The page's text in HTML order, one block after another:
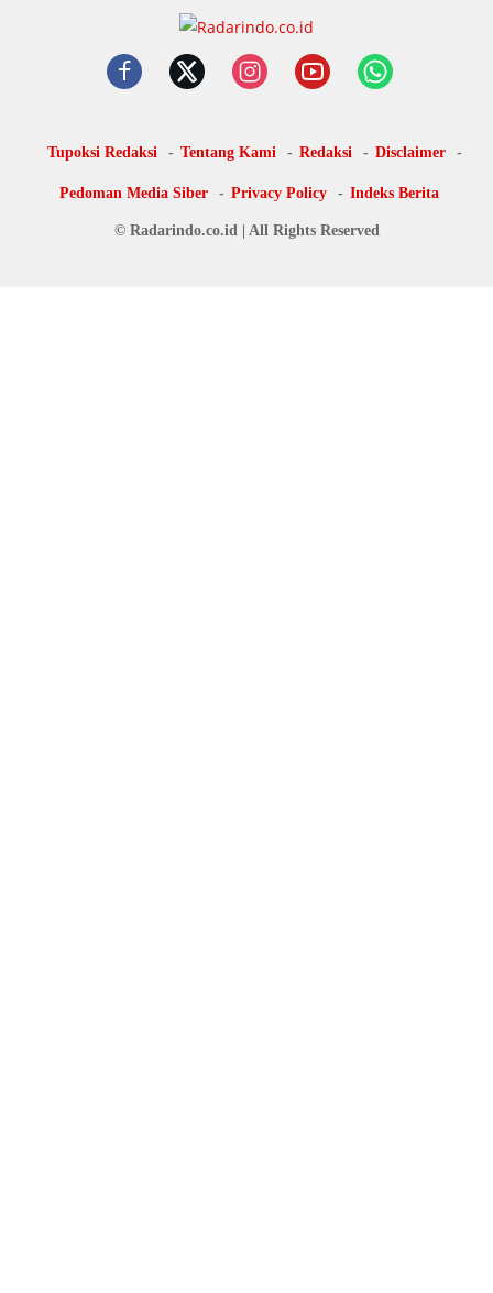
Tupoksi Redaksi Tentang Kami Redaksi Disclaimer
Pedoman Media Siber Privacy Policy Indeks Berita
© Radarindo.co.id | All Rights Reserved